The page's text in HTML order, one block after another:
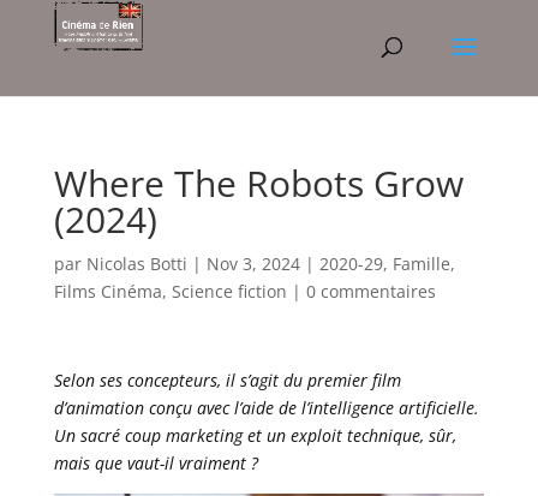
Where The Robots Grow
(2024)
par Nicolas Botti | Nov 3, 2024| 2020-29, Famille,
Films Cinéma, Science fiction | 0 commentaires
Selon ses concepteurs, il s’agit du premier film
d’animation conçu avec l’aide de l’intelligence artificielle.
Un sacré coup marketing et un exploit technique, sûr,
mais que vaut-il vraiment ?